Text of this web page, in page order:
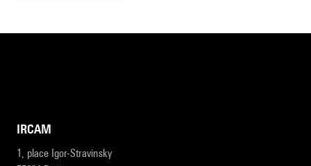
IRCAM
1, place Igor-Stravinsky